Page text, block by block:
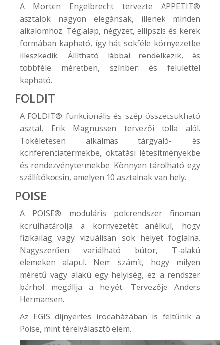
A Morten Engelbrecht tervezte APPETIT®
asztalok nagyon elegánsak, illenek minden
alkalomhoz. Téglalap, négyzet, ellipszis és kerek
formában kapható, így hát sokféle környezetbe
illeszkedik. Állítható lábbal rendelkezik, és
többféle méretben, színben és felülettel
kapható.
FOLDIT
A FOLDIT® funkcionális és szép összecsukható
asztal, Erik Magnussen tervezői tolla alól.
Tökéletesen alkalmas tárgyaló- és
konferenciatermekbe, oktatási létesítményekbe
és rendezvénytermekbe. Könnyen tárolható egy
szállítókocsin, amelyen 10 asztalnak van hely.
POISE
A POISE® moduláris polcrendszer finoman
körülhatárolja a környezetét anélkül, hogy
fizikailag vagy vizuálisan sok helyet foglalna.
Nagyszerűen variálható bútor, T-alakú
elemeken alapul. Nem számít, hogy milyen
méretű vagy alakú egy helyiség, ez a rendszer
bárhol megállja a helyét. Tervezője Anders
Hermansen.
Az EGIS díjnyertes irodaházában is feltűnik a
Poise, mint térelválasztó elem.